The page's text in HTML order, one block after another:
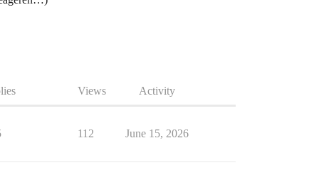
Views Activity
112 June 15, 2026